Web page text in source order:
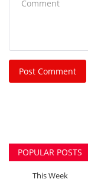
Post Comment
POPULAR POSTS
This Week